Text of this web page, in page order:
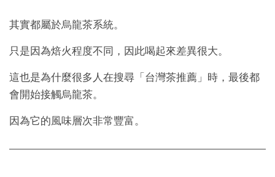
其實都屬於烏龍茶系統。
只是因為焙火程度不同，因此喝起來差異很大。
這也是為什麼很多人在搜尋「台灣茶推薦」時，最後都
會開始接觸烏龍茶。
因為它的風味層次非常豐富。